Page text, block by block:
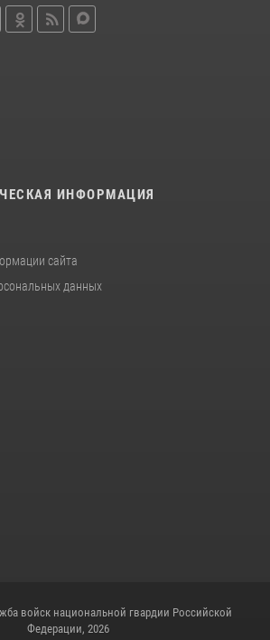
ИНФОРМАЦИЯ
сайта
данных
войск национальной гвардии Российской
Федерации, 2026